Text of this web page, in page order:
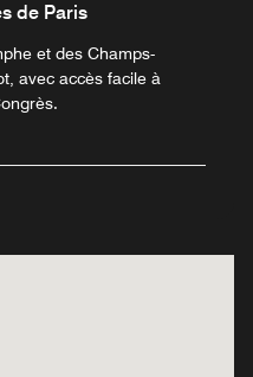
de Paris
et des Champs-
avec accès facile à